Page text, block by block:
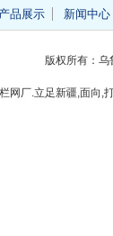
产品展示 新闻中心
版权所有：乌
网厂.立足新疆,面向,